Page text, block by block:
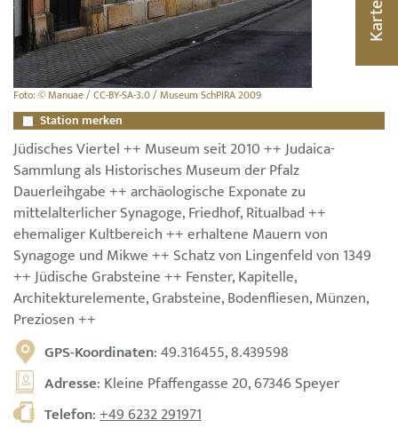
Foto: © Manuae / CC-BY-SA-3.0 / Museum SchPIRA 2009
Station merken
Jüdisches Viertel ++ Museum seit 2010 ++ Judaica-
Sammlung als Historisches Museum der Pfalz
Dauerleihgabe ++ archäologische Exponate zu
mittelalterlicher Synagoge, Friedhof, Ritualbad ++
ehemaliger Kultbereich ++ erhaltene Mauern von
Synagoge und Mikwe ++ Schatz von Lingenfeld von 1349
++ Jüdische Grabsteine ++ Fenster, Kapitelle,
Architekturelemente, Grabsteine, Bodenfliesen, Münzen,
Preziosen ++
GPS-Koordinaten: 49.316455, 8.439598
Adresse: Kleine Pfaffengasse 20, 67346 Speyer
Telefon:+49 6232 291971
Karte